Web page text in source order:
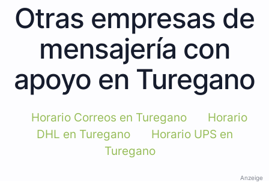
Otras empresas de
mensajería con
apoyo en Turegano
Horario Correos en Turegano
Horario
DHL en Turegano
Horario UPS en
Turegano
Anzeige